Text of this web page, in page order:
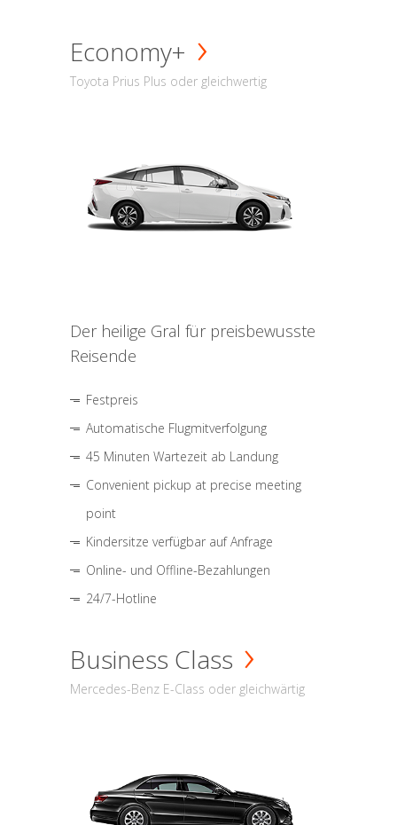
Economy+
Toyota Prius Plus oder gleichwertig
Der heilige Gral für preisbewusste
Reisende
Festpreis
Automatische Flugmitverfolgung
45 Minuten Wartezeit ab Landung
Convenient pickup at precise meeting
point
Kindersitze verfügbar auf Anfrage
Online- und Offline-Bezahlungen
24/7-Hotline
Business Class
Mercedes-Benz E-Class oder gleichwärtig